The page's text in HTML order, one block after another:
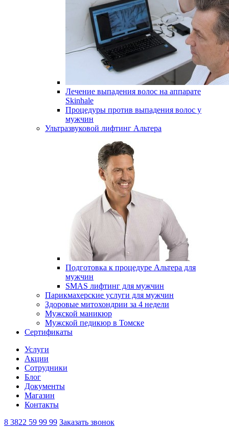
Лечение выпадения волос на аппарате
Skinhale
Процедуры против выпадения волос у
мужчин
Ультразвуковой лифтинг Альтера
Подготовка к процедуре Альтера для
мужчин
SMAS лифтинг для мужчин
Парикмахерские услуги для мужчин
Здоровые митохондрии за 4 недели
Мужской маникюр
Мужской педикюр в Томске
Сертификаты
Услуги
Акции
Сотрудники
Блог
Документы
Магазин
Контакты
8 3822 59 99 99 Заказать звонок